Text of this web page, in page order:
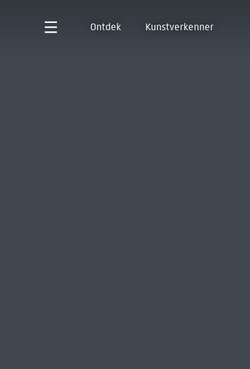
Ontdek Kunstverkenner